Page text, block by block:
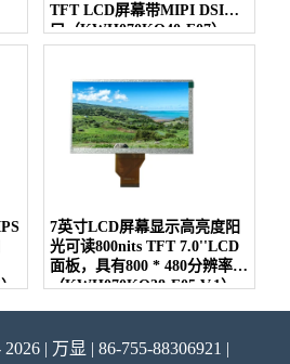
TFT LCD屏幕带MIPI DSI接
口（KWH070KQ40-F07）
7英寸LCD屏幕显示高亮度阳
光可读800nits TFT 7.0''LCD
面板，具有800 * 480分辨率
（KWH070KQ38-F05 V.1）
| 万显 | 86-755-88306921 |